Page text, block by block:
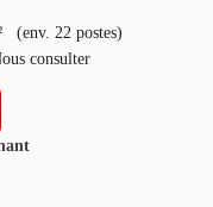
(env. 22 postes)
consulter